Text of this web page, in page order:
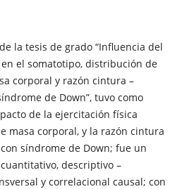
la tesis de grado “Influencia del
el somatotipo, distribución de
corporal y razón cintura –
de Down”, tuvo como
de la ejercitación física
masa corporal, y la razón cintura
síndrome de Down; fue un
descriptivo –
y correlacional causal; con